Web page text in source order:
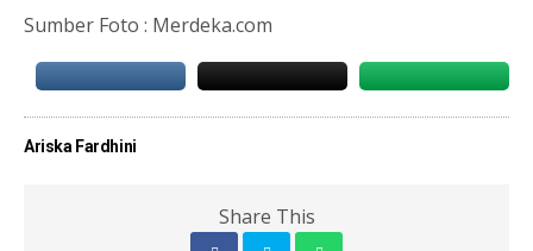
Sumber Foto : Merdeka.com
Ariska Fardhini
Share This